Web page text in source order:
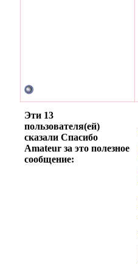
Эти 13
пользователя(ей)
сказали Спасибо
Amateur за это полезное
сообщение: